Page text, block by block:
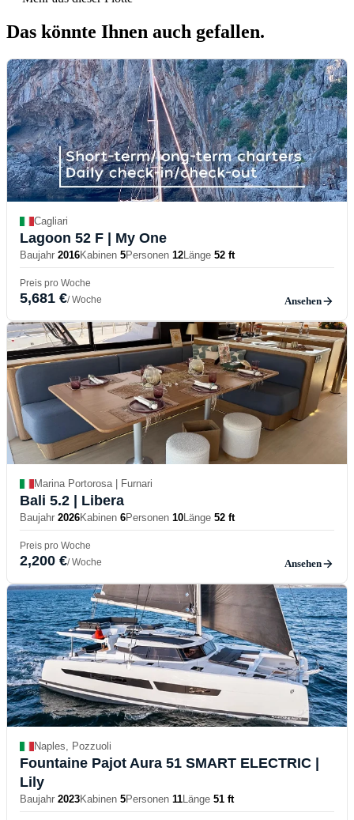
Das könnte Ihnen auch gefallen.
Cagliari
Lagoon 52 F | My One
Baujahr 2016Kabinen 5Personen 12Länge 52 ft
Preis pro Woche
5,681 €/ Woche Ansehen
Marina Portorosa | Furnari
Bali 5.2 | Libera
Baujahr 2026Kabinen 6Personen 10Länge 52 ft
Preis pro Woche
2,200 €/ Woche Ansehen
Naples, Pozzuoli
Fountaine Pajot Aura 51 SMART ELECTRIC |
Lily
Baujahr 2023Kabinen 5Personen 11Länge 51 ft